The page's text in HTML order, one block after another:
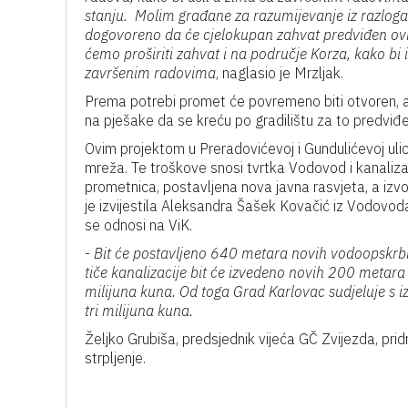
stanju. Molim građane za razumijevanje iz
dogovoreno da će cjelokupan zahvat predviđen
ćemo proširiti zahvat i na područje Korza, kako
završenim radovima, naglasio je Mrzljak.
Prema potrebi promet će povremeno biti
na pješake da se kreću po gradilištu za to
Ovim projektom u Preradovićevoj i Gundulićevoj
mreža. Te troškove snosi tvrtka Vodovod i
prometnica, postavljena nova javna rasvjeta, a
je izvijestila Aleksandra Šašek Kovačić iz
se odnosi na ViK.
- Bit će postavljeno 640 metara novih
tiče kanalizacije bit će izvedeno novih 200
milijuna kuna. Od toga Grad Karlovac sudjeluje s
tri milijuna kuna.
Željko Grubiša, predsjednik vijeća GČ Zvijezda,
strpljenje.